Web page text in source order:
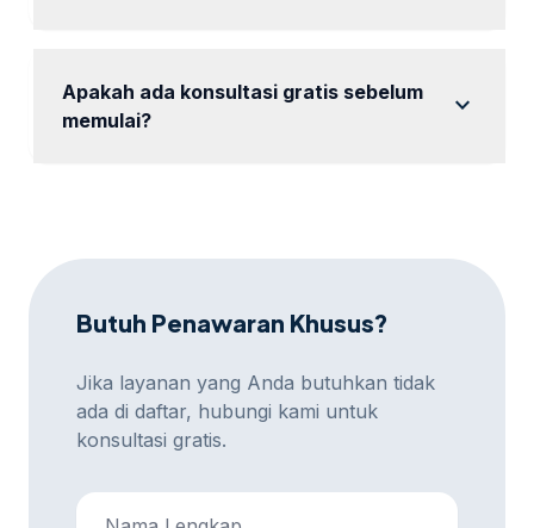
Apakah ada konsultasi gratis sebelum
memulai?
expand_more
Butuh Penawaran Khusus?
Jika layanan yang Anda butuhkan tidak
ada di daftar, hubungi kami untuk
konsultasi gratis.